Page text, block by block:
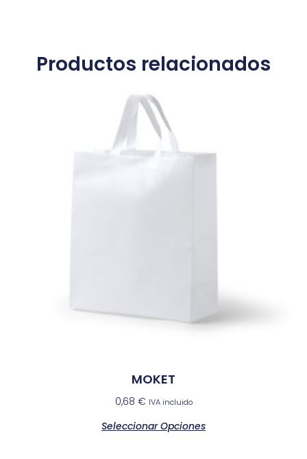
Productos relacionados
MOKET
0,68 € IVA incluido
Seleccionar Opciones